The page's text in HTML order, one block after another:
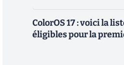
ColorOS 17 : voici la
éligibles pour la